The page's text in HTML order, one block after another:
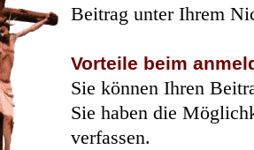
Beitrag unter Ihrem
Vorteile beim
Sie können Ihren
Sie haben die
verfassen.